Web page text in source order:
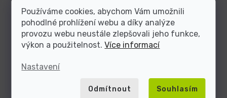
Používáme cookies, abychom Vám umožnili
pohodlné prohlížení webu a díky analýze
provozu webu neustále zlepšovali jeho funkce,
výkon a použitelnost.Více informací
Nastavení
Odmítnout Souhlasím